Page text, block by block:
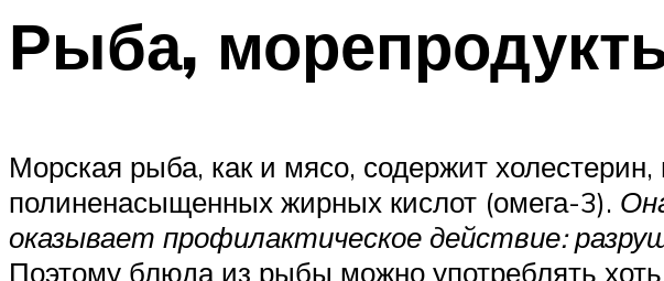
Рыба,
Морская рыба, как и мясо, содержит
полиненасыщенных жирных кислот (омега-3).
оказывает профилактическое действие:
Поэтому блюда из рыбы можно употреблять